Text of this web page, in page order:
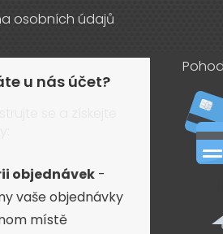
osobních údajů
u nás účet?
objednávek -
vaše objednávky
místě